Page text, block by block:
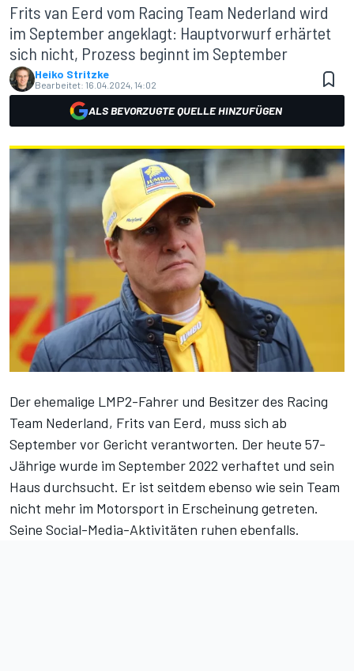
Frits van Eerd vom Racing Team Nederland wird
im September angeklagt: Hauptvorwurf erhärtet
sich nicht, Prozess beginnt im September
Heiko Stritzke
Bearbeitet: 16.04.2024, 14:02
ALS BEVORZUGTE QUELLE HINZUFÜGEN
Der ehemalige LMP2-Fahrer und Besitzer des Racing
Team Nederland, Frits van Eerd, muss sich ab
September vor Gericht verantworten. Der heute 57-
Jährige wurde im September 2022 verhaftet und sein
Haus durchsucht. Er ist seitdem ebenso wie sein Team
nicht mehr im Motorsport in Erscheinung getreten.
Seine Social-Media-Aktivitäten ruhen ebenfalls.